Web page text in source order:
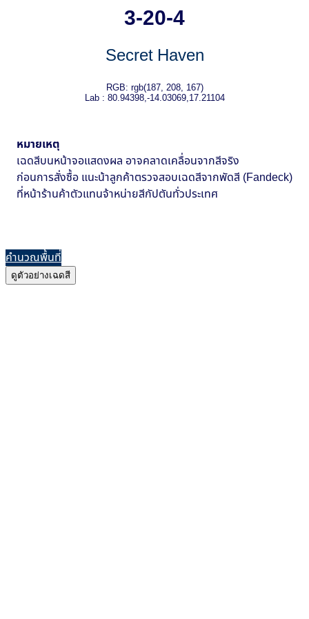
3-20-4
Secret Haven
RGB: rgb(187, 208, 167)
Lab : 80.94398,-14.03069,17.21104
หมายเหตุ
เฉดสีบนหน้าจอแสดงผล อาจคลาดเคลื่อนจากสีจริง
ก่อนการสั่งซื้อ แนะน้าลูกค้าตรวจสอบเฉดสีจากพัดสี (Fandeck)
ที่หน้าร้านค้าตัวแทนจ้าหน่ายสีกัปตันทั่วประเทศ
คำนวณพื้นที่
ดูตัวอย่างเฉดสี